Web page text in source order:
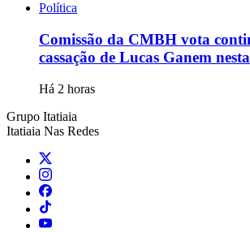
Política
Comissão da CMBH vota
cassação de Lucas Ganem
Há 2 horas
Grupo Itatiaia
Itatiaia Nas Redes